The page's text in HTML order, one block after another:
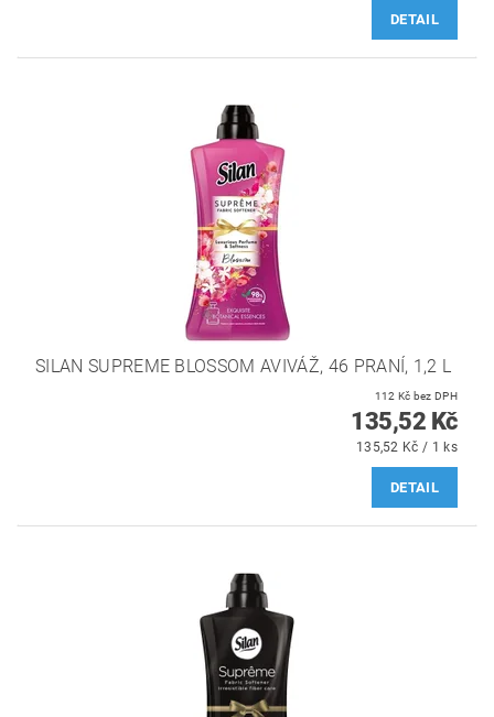
DETAIL
SILAN SUPREME BLOSSOM AVIVÁŽ, 46 PRANÍ, 1,2 L ‌
112 Kč bez DPH
135,52 Kč
135,52 Kč / 1 ks
DETAIL